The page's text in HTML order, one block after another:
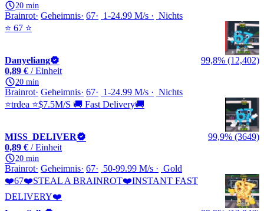
20 min
Brainrot Geheimnis 67 1-24.99 M/s
Nichts
⭐ 67 ⭐
Danyeliang
99,8% (12,402)
0,89 € / Einheit
20 min
Brainrot Geheimnis 67 1-24.99 M/s
Nichts
⭐trdea ⭐$7.5M/S 🚚 Fast Delivery🚚
MISS_DELIVER
99,9% (3649)
0,89 € / Einheit
20 min
Brainrot Geheimnis 67 50-99.99 M/s
Gold
❤️67❤️STEAL A BRAINROT❤️INSTANT FAST
DELIVERY❤️